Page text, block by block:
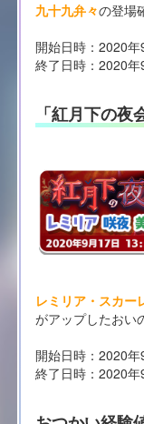
九十九弁々の登場
開始日時：2020
終了日時：2020
「紅月下の夜
レミリア・スカー
がアップしたおい
開始日時：2020
終了日時：2020